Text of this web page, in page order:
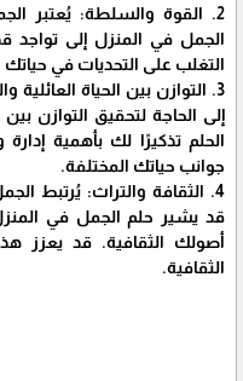
2. القوة والسلطة: يُعتبر
الجمل في المنزل إلى
التغلب على التحديات في حياتك
3. التوازن بين الحياة
إلى الحاجة لتحقيق التوازن
الحلم تذكيرًا لك بأهمية
جوانب حياتك المختلفة.
4. الثقافة والتراث: يُرتبط
قد يشير حلم الجمل في
أصولك الثقافية. قد يعزز
الثقافية.